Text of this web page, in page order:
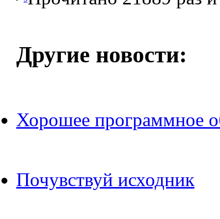
Другие новости:
Хорошее программное
Почувствуй исходник